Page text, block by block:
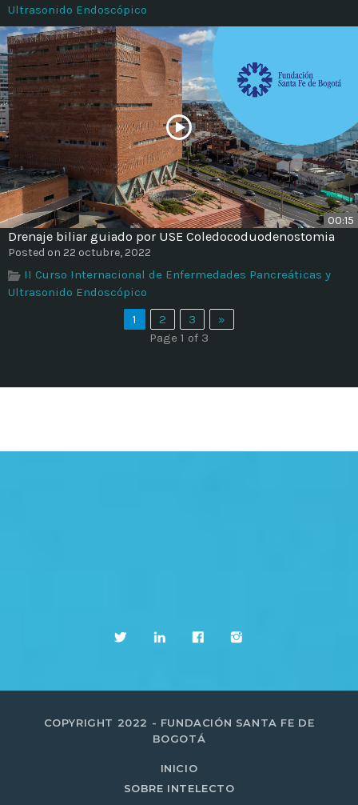
Ultrasonido Endoscópico
00:15
Drenaje biliar guiado por USE Coledocoduodenostomia
Posted on 22 octubre, 2022
II Curso Internacional de Enfermedades Pancreáticas y
Ultrasonido Endoscópico
1
2 3
»
Page 1 of 3
COPYRIGHT 2022 - FUNDACIÓN SANTA FE DE
BOGOTÁ
INICIO
SOBRE INTELECTO